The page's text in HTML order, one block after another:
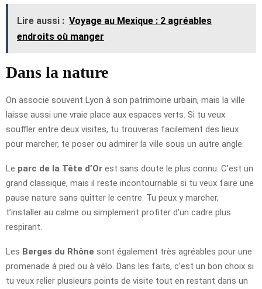
Lire aussi : Voyage au Mexique : 2 agréables
endroits où manger
Dans la nature
On associe souvent Lyon à son patrimoine urbain, mais la ville
laisse aussi une vraie place aux espaces verts. Si tu veux
souffler entre deux visites, tu trouveras facilement des lieux
pour marcher, te poser ou admirer la ville sous un autre angle.
Le parc de la Tête d’Or est sans doute le plus connu. C’est un
grand classique, mais il reste incontournable si tu veux faire une
pause nature sans quitter le centre. Tu peux y marcher,
t’installer au calme ou simplement profiter d’un cadre plus
respirant.
Les Berges du Rhône sont également très agréables pour une
promenade à pied ou à vélo. Dans les faits, c’est un bon choix si
tu veux relier plusieurs points de visite tout en restant dans un